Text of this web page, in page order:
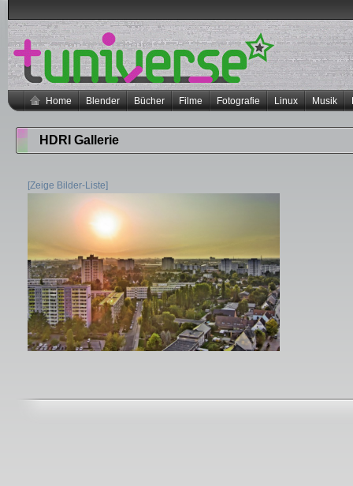
Home Blender Bücher Filme Fotografie Linux Musik
HDRI Gallerie
[Zeige Bilder-Liste]